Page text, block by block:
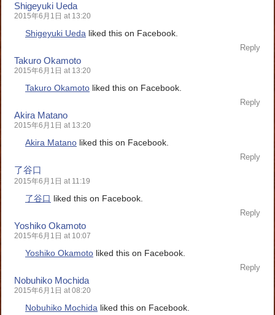
Shigeyuki Ueda
2015年6月1日 at 13:20
Shigeyuki Ueda liked this on Facebook.
Reply
Takuro Okamoto
2015年6月1日 at 13:20
Takuro Okamoto liked this on Facebook.
Reply
Akira Matano
2015年6月1日 at 13:20
Akira Matano liked this on Facebook.
Reply
了谷口
2015年6月1日 at 11:19
了谷口 liked this on Facebook.
Reply
Yoshiko Okamoto
2015年6月1日 at 10:07
Yoshiko Okamoto liked this on Facebook.
Reply
Nobuhiko Mochida
2015年6月1日 at 08:20
Nobuhiko Mochida liked this on Facebook.